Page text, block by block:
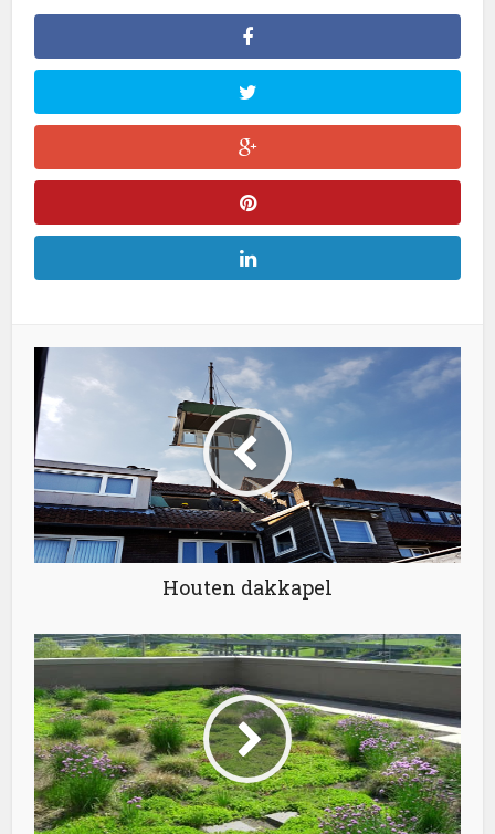
Houten dakkapel